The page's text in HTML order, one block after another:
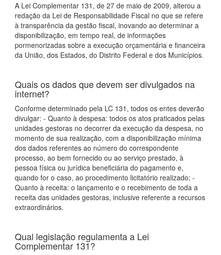
A Lei Complementar 131, de 27 de maio de 2009, alterou a
redação da Lei de Responsabilidade Fiscal no que se refere
à transparência da gestão fiscal, inovando ao determinar a
disponibilização, em tempo real, de informações
pormenorizadas sobre a execução orçamentária e financeira
da União, dos Estados, do Distrito Federal e dos Municípios.
Quais os dados que devem ser divulgados na
internet?
Conforme determinado pela LC 131, todos os entes deverão
divulgar: - Quanto à despesa: todos os atos praticados pelas
unidades gestoras no decorrer da execução da despesa, no
momento de sua realização, com a disponibilização mínima
dos dados referentes ao número do correspondente
processo, ao bem fornecido ou ao serviço prestado, à
pessoa física ou jurídica beneficiária do pagamento e,
quando for o caso, ao procedimento licitatório realizado; -
Quanto à receita: o lançamento e o recebimento de toda a
receita das unidades gestoras, inclusive referente a recursos
extraordinários.
Qual legislação regulamenta a Lei
Complementar 131?